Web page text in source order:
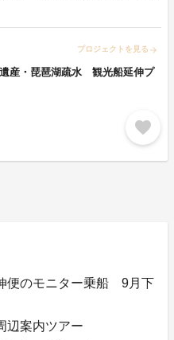
プロジェクトを見る arrow_forward
産・琵琶湖疏水 観光船延伸プ
favorite
便のモニター乗船 9月下
辺案内ツアー